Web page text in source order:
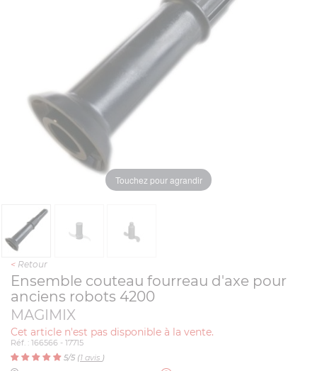
Touchez pour agrandir
< Retour
Ensemble couteau fourreau d'axe pour
anciens robots 4200
MAGIMIX
Cet article n'est pas disponible à la vente.
Réf. : 166566 - 17715
5/5 (1 avis )